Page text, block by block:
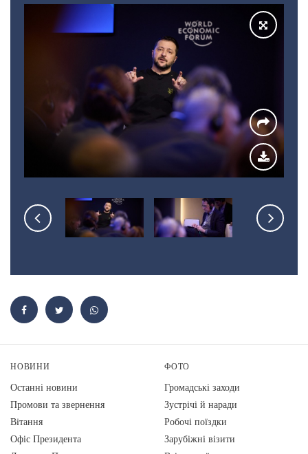
НОВИНИ
Останні новини
Промови та звернення
Вiтання
Офіс Президента
ФОТО
Громадські заходи
Зустрічі й наради
Робочі поїздки
Зарубіжні візити